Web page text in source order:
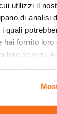
utilizzi il
di analisi
quali
fornito loro
loro servizi.